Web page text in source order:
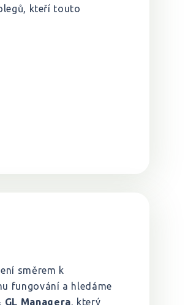
kteří touto
směrem k
fungování a hledáme
Managera, který